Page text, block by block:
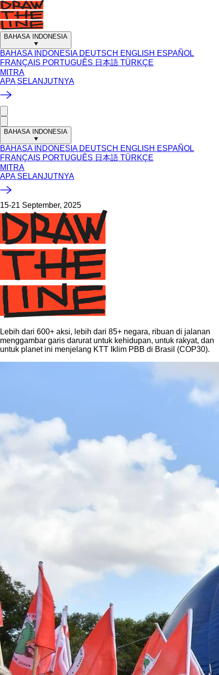
BAHASA INDONESIA
BAHASA INDONESIA DEUTSCH ENGLISH ESPAÑOL
FRANÇAIS PORTUGUÊS 日本語 TÜRKÇE
MITRA
APA SELANJUTNYA
BAHASA INDONESIA
BAHASA INDONESIA DEUTSCH ENGLISH ESPAÑOL
FRANÇAIS PORTUGUÊS 日本語 TÜRKÇE
MITRA
APA SELANJUTNYA
15-21 September, 2025
Lebih dari 600+ aksi, lebih dari 85+ negara, ribuan di jalanan
menggambar garis darurat untuk kehidupan, untuk rakyat, dan
untuk planet ini menjelang KTT Iklim PBB di Brasil (COP30).